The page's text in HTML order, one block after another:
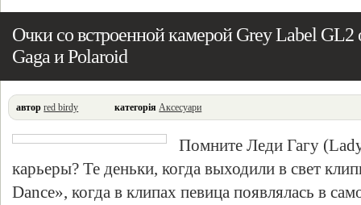
Очки со встроенной камерой Grey Label GL2
Gaga и Polaroid
автор red birdy категорія Аксесуари
Помните Леди Гагу
карьеры? Те деньки, когда выходили в свет
Dance», когда в клипах певица появлялась в